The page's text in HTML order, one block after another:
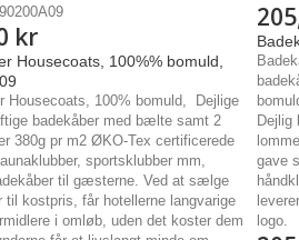
kr
Housecoats, 100%% bomuld,
Housecoats, 100% bomuld, Dejlige
badekåber med bælte samt 2
380g pr m2 ØKO-Tex certificerede
sportsklubber mm,
til gæsterne. Ved at sælge
til kostpris, får hotellerne langvarige
i omløb, uden det koster dem
Dejlig
gave
logo.